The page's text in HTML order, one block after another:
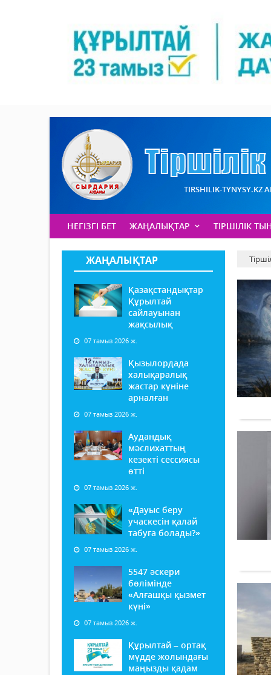
TIRSHILIK-
НЕГІЗГІ БЕТ ЖАҢАЛЫҚТАР ТІРШІЛІК
ЖАҢАЛЫҚТАР
Қазақстандықтар
Құрылтай
сайлауынан
жақсылық
07 тамыз 2026 ж.
Қызылордада
халықаралық
жастар күніне
арналған
07 тамыз 2026 ж.
Аудандық
мәслихаттың
кезекті сессиясы
өтті
07 тамыз 2026 ж.
«Дауыс беру
учаскесін қалай
табуға болады?»
07 тамыз 2026 ж.
5547 әскери
бөлімінде
«Алғашқы қызмет
күні»
07 тамыз 2026 ж.
Құрылтай – ортақ
мүдде жолындағы
маңызды қадам